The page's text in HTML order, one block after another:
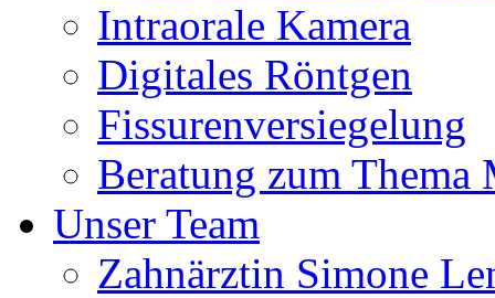
Intraorale Kamera
Digitales Röntgen
Fissurenversiegelung
Beratung zum Thema
Unser Team
Zahnärztin Simone